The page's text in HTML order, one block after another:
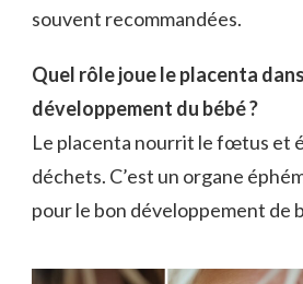
souvent recommandées.
Quel rôle joue le placenta
développement du bébé ?
Le placenta nourrit le fœtus et
déchets. C’est un organe
pour le bon développement de